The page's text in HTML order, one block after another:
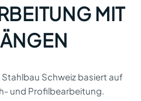
MIT
Schweiz basiert auf
und Profilbearbeitung.